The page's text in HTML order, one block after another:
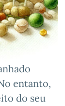
entanto,
do seu